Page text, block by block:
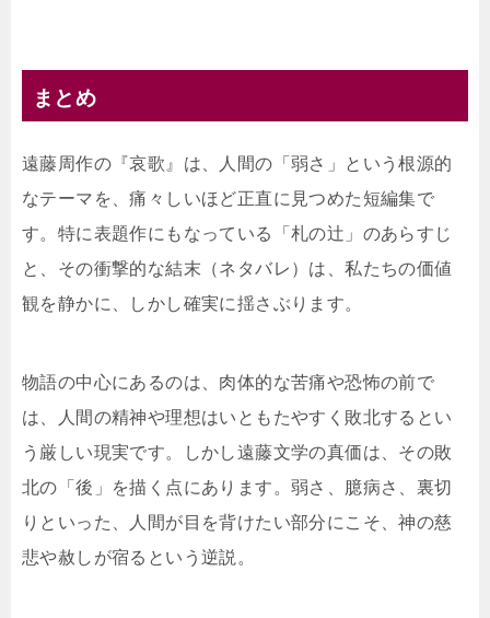
まとめ
遠藤周作の『哀歌』は、人間の「弱さ」という根源的
なテーマを、痛々しいほど正直に見つめた短編集で
す。特に表題作にもなっている「札の辻」のあらすじ
と、その衝撃的な結末（ネタバレ）は、私たちの価値
観を静かに、しかし確実に揺さぶります。
物語の中心にあるのは、肉体的な苦痛や恐怖の前で
は、人間の精神や理想はいともたやすく敗北するとい
う厳しい現実です。しかし遠藤文学の真価は、その敗
北の「後」を描く点にあります。弱さ、臆病さ、裏切
りといった、人間が目を背けたい部分にこそ、神の慈
悲や赦しが宿るという逆説。